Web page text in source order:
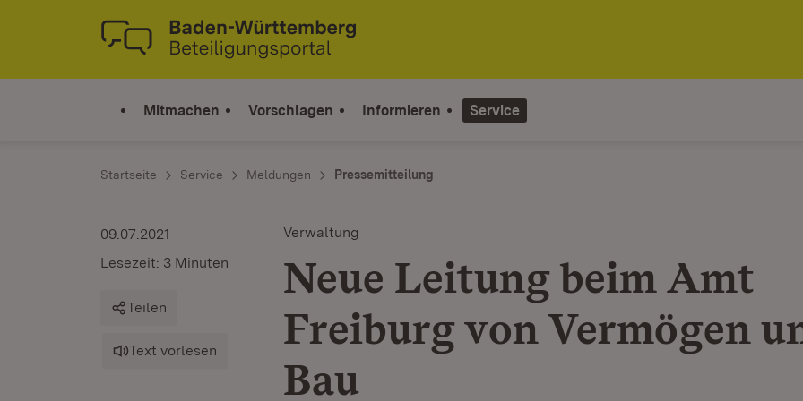
Zum Inhalt springen
Link zur Startseite
Mitmachen Vorschlagen Informieren Service
Startseite Service Meldungen Pressemitteilung
Verwaltung
Neue Leitung beim Amt
Freiburg von Vermögen
Bau
09.07.2021
Lesezeit: 3 Minuten
Teilen
Text vorlesen